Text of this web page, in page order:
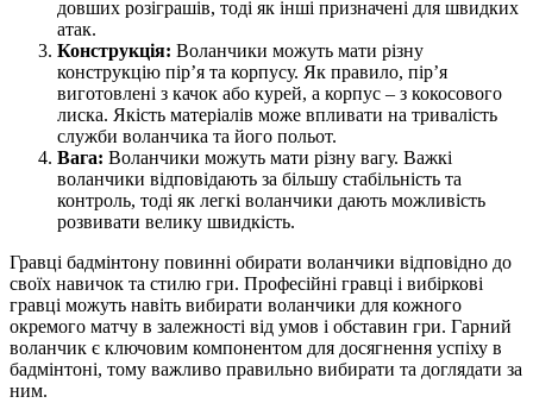
довших розіграшів, тоді як інші призначені для швидких
атак.
Конструкція: Воланчики можуть мати різну
конструкцію пір’я та корпусу. Як правило, пір’я
виготовлені з качок або курей, а корпус – з кокосового
лиска. Якість матеріалів може впливати на тривалість
служби воланчика та його польот.
Вага: Воланчики можуть мати різну вагу. Важкі
воланчики відповідають за більшу стабільність та
контроль, тоді як легкі воланчики дають можливість
розвивати велику швидкість.
Гравці бадмінтону повинні обирати воланчики відповідно до
своїх навичок та стилю гри. Професійні гравці і вибіркові
гравці можуть навіть вибирати воланчики для кожного
окремого матчу в залежності від умов і обставин гри. Гарний
воланчик є ключовим компонентом для досягнення успіху в
бадмінтоні, тому важливо правильно вибирати та доглядати за
ним.